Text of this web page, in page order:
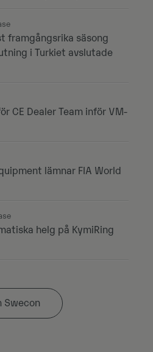
framgångsrika säsong
i Turkiet avslutade
CE Dealer Team inför VM-
lämnar FIA World
helg på KymiRing
Swecon